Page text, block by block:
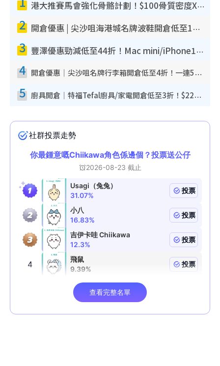
港大推賽馬會強化骨骼計劃！$100骨質密度X光檢查 完成免費運動訓練送超市禮券！附參加資格
2 開倉優惠 | 尖沙咀海港城名牌波鞋開倉低至1折！On鞋$899起／Joy&Peace鞋履$98起
3 豐澤優惠勁減低至44折！Mac mini/iPhone17Pro大減價！廚房家電$220起
4 開倉優惠｜尖沙咀名牌行李箱開倉低至4折！一連5日 American Tourister/ace./Hallmark $200起！
5 廚具開倉｜特福Tefal廚具/家電開倉低至3折！$220起買平底鍋/炒鑊/湯煲！電飯煲/吸塵機/燙斗$418起